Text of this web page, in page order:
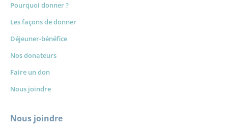
Nous joindre
Pourquoi donner ?
Les façons de donner
Déjeuner-bénéfice
Nos donateurs
Faire un don
Nous joindre